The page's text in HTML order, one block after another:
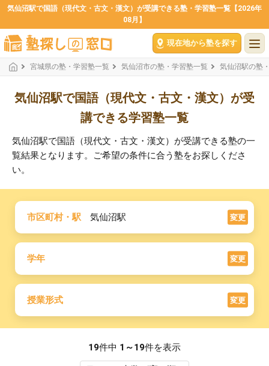
気仙沼駅で国語（現代文・古文・漢文）が受講できる塾・学習塾一覧【2026年
08月】
現在地から塾を探す
宮城県の塾・学習塾一覧 気仙沼市の塾・学習塾一覧 気仙沼駅の塾
気仙沼駅で国語（現代文・古文・漢文）が受
講できる学習塾一覧
気仙沼駅で国語（現代文・古文・漢文）が受講できる塾の一
覧結果となります。ご希望の条件に合う塾をお探しくださ
い。
市区町村・駅 気仙沼駅 変更
学年 変更
授業形式 変更
19件中 1～19件を表示